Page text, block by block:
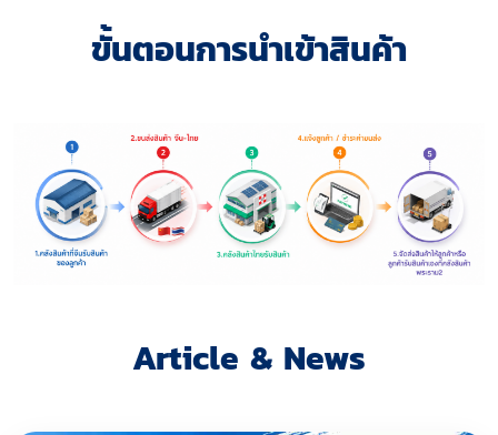
ขั้นตอนการนำเข้าสินค้า
Article & News